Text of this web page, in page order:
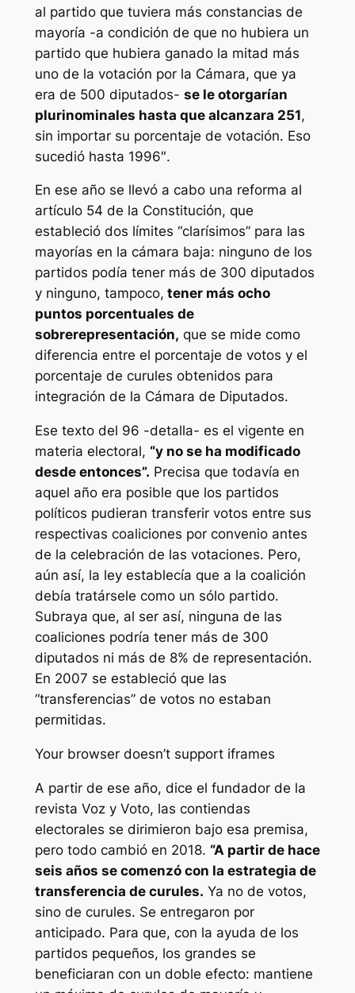
al partido que tuviera más constancias de
mayoría -a condición de que no hubiera un
partido que hubiera ganado la mitad más
uno de la votación por la Cámara, que ya
era de 500 diputados- se le otorgarían
plurinominales hasta que alcanzara 251,
sin importar su porcentaje de votación. Eso
sucedió hasta 1996″.
En ese año se llevó a cabo una reforma al
artículo 54 de la Constitución, que
estableció dos límites “clarísimos” para las
mayorías en la cámara baja: ninguno de los
partidos podía tener más de 300 diputados
y ninguno, tampoco, tener más ocho
puntos porcentuales de
sobrerepresentación, que se mide como
diferencia entre el porcentaje de votos y el
porcentaje de curules obtenidos para
integración de la Cámara de Diputados.
Ese texto del 96 -detalla- es el vigente en
materia electoral, “y no se ha modificado
desde entonces”. Precisa que todavía en
aquel año era posible que los partidos
políticos pudieran transferir votos entre sus
respectivas coaliciones por convenio antes
de la celebración de las votaciones. Pero,
aún así, la ley establecía que a la coalición
debía tratársele como un sólo partido.
Subraya que, al ser así, ninguna de las
coaliciones podría tener más de 300
diputados ni más de 8% de representación.
En 2007 se estableció que las
“transferencias” de votos no estaban
permitidas.
Your browser doesn’t support iframes
A partir de ese año, dice el fundador de la
revista Voz y Voto, las contiendas
electorales se dirimieron bajo esa premisa,
pero todo cambió en 2018. “A partir de hace
seis años se comenzó con la estrategia de
transferencia de curules. Ya no de votos,
sino de curules. Se entregaron por
anticipado. Para que, con la ayuda de los
partidos pequeños, los grandes se
beneficiaran con un doble efecto: mantiene